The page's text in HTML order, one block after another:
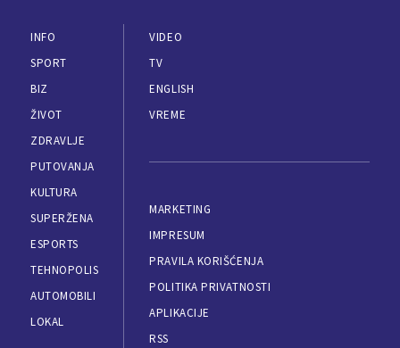
INFO
SPORT
BIZ
ŽIVOT
ZDRAVLJE
PUTOVANJA
KULTURA
SUPERŽENA
ESPORTS
TEHNOPOLIS
AUTOMOBILI
LOKAL
VIDEO
TV
ENGLISH
VREME
MARKETING
IMPRESUM
PRAVILA KORIŠĆENJA
POLITIKA PRIVATNOSTI
APLIKACIJE
RSS